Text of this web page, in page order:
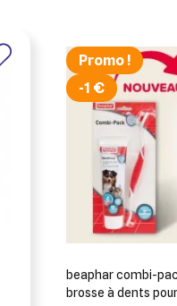
Promo !
-1 €
beaphar combi-
brosse à dents pour chiens et
Ajouter à ma
((modalTitle))
Créer une liste
Nom de la liste
Connexion
Vous devez être